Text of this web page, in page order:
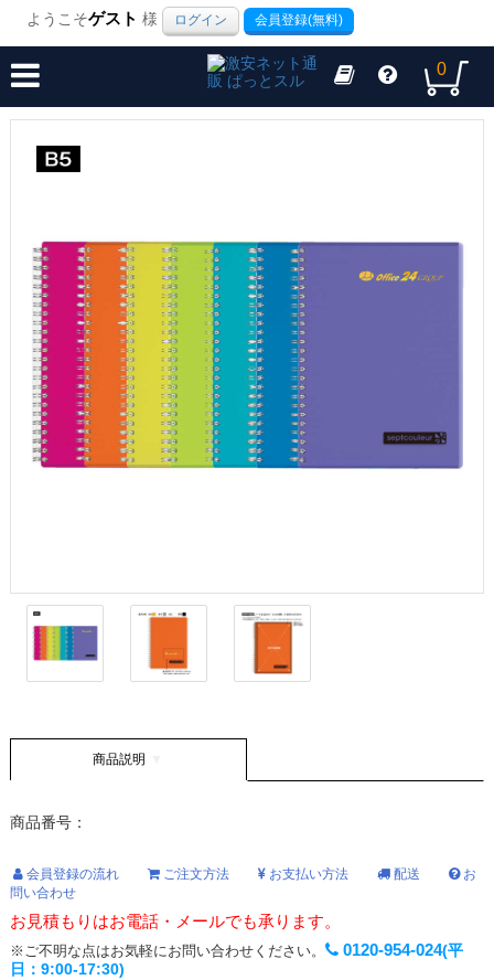
ようこそゲスト 様 ログイン 会員登録(無料)
0
商品説明
商品番号：
会員登録の流れ ご注文方法 お支払い方法 配送
お
問い合わせ
お見積もりはお電話・メールでも承ります。
※ご不明な点はお気軽にお問い合わせください。 0120-954-024(平
日：9:00-17:30)